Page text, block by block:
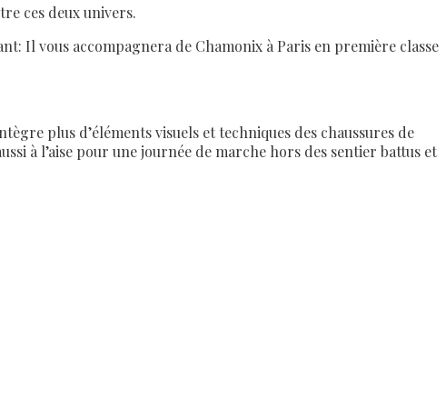
ces deux univers.
Il vous accompagnera de Chamonix à Paris en première classe
plus d’éléments visuels et techniques des chaussures de
à l’aise pour une journée de marche hors des sentier battus et